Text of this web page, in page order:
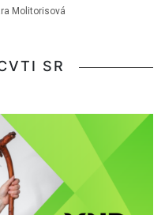
Molitorisová
SR